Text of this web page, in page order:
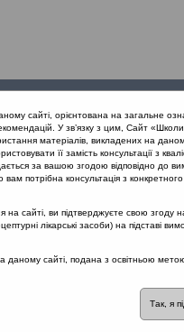
заходи
дихання Захворювання
дихання ::
органів дихання
сайті, орієнтована на загальне
У зв’язку з цим, Сайт
матеріалів, викладених на
її замість консультації з
за вашою згодою відповідно до
потрібна консультація з конкретного
сайті, ви підтверджуєте свою згоду
лікарські засоби) на підставі
даному сайті, подана з освітньою
Так, я